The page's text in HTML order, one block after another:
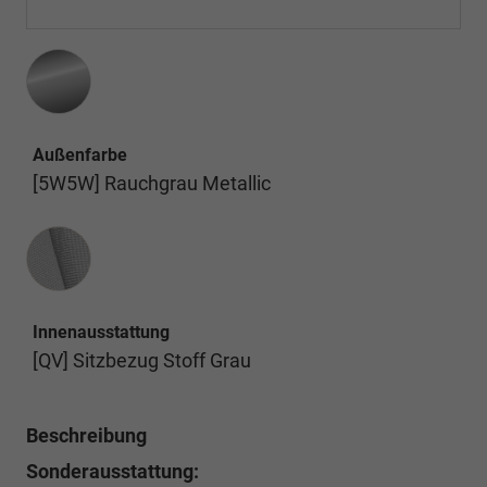
Außenfarbe
[5W5W] Rauchgrau Metallic
Innenausstattung
Innenausstattung
[QV] Sitzbezug Stoff Grau
Beschreibung
Sonderausstattung: